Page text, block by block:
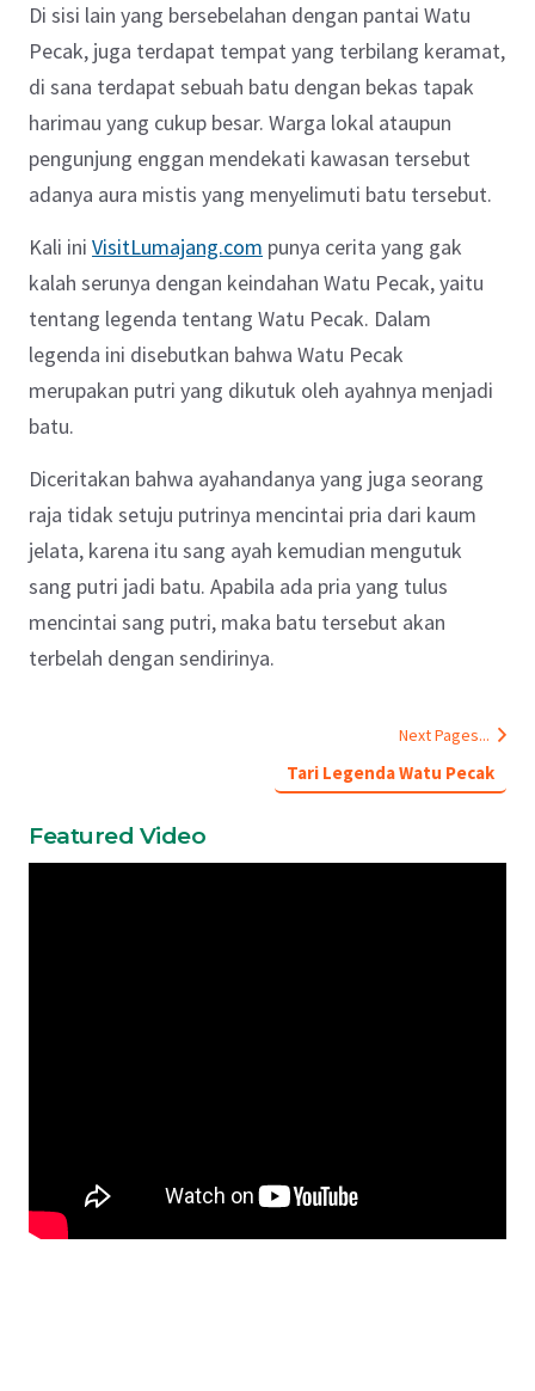
Di sisi lain yang bersebelahan dengan pantai Watu
Pecak, juga terdapat tempat yang terbilang keramat,
di sana terdapat sebuah batu dengan bekas tapak
harimau yang cukup besar. Warga lokal ataupun
pengunjung enggan mendekati kawasan tersebut
adanya aura mistis yang menyelimuti batu tersebut.
Kali ini VisitLumajang.com punya cerita yang gak
kalah serunya dengan keindahan Watu Pecak, yaitu
tentang legenda tentang Watu Pecak. Dalam
legenda ini disebutkan bahwa Watu Pecak
merupakan putri yang dikutuk oleh ayahnya menjadi
batu.
Diceritakan bahwa ayahandanya yang juga seorang
raja tidak setuju putrinya mencintai pria dari kaum
jelata, karena itu sang ayah kemudian mengutuk
sang putri jadi batu. Apabila ada pria yang tulus
mencintai sang putri, maka batu tersebut akan
terbelah dengan sendirinya.
Next Pages...
Tari Legenda Watu Pecak
Featured Video